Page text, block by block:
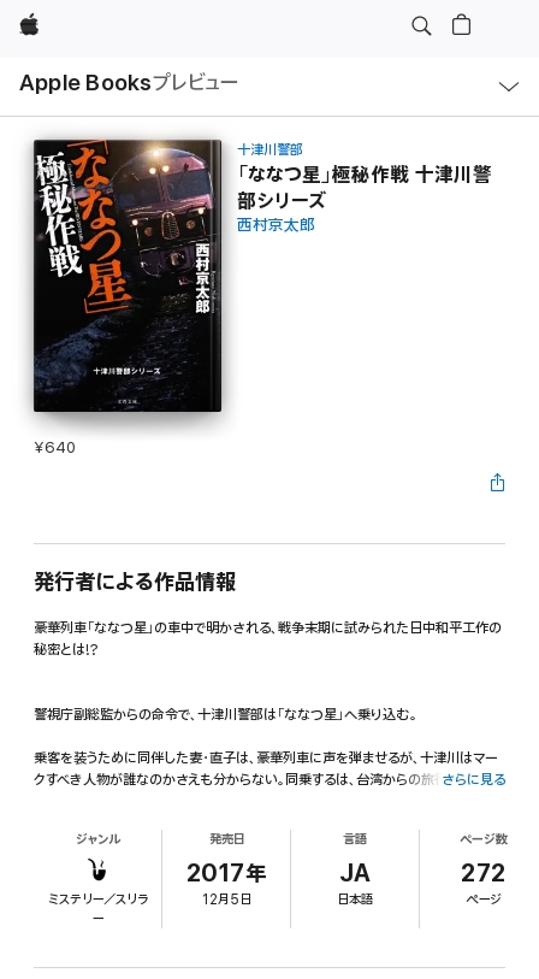
Apple
Apple Booksプレビュー
ル
十津川警部
「ななつ星」極秘作戦 十津川警
部シリーズ
西村京太郎
¥640
発行者による作品情報
豪華列車「ななつ星」の車中で明かされる、戦争末期に試みられた日中和平工作の
秘密とは!?
警視庁副総監からの命令で、十津川警部は「ななつ星」へ乗り込む。
乗客を装うために同伴した妻・直子は、豪華列車に声を弾ませるが、十津川はマー
クすべき人物が誰なのかさえも分からない。同乗するは、台湾からの旅行客、アメリ
やがて、列車最後部の7号車DXスイートに集まった彼らは、太平洋戦争末期の
1945年にあったという南京政府の高官・繆斌(みょうひん)による日中和平工作に
十津川は、彼らの目的が日中の歴史の真実を明かすことと知るが、ここに敵対する
さらに見る
ジャンル
ミステリー／スリラ
ー
発売日
2017年
12月5日
言語
JA
日本語
ページ数
272
ページ